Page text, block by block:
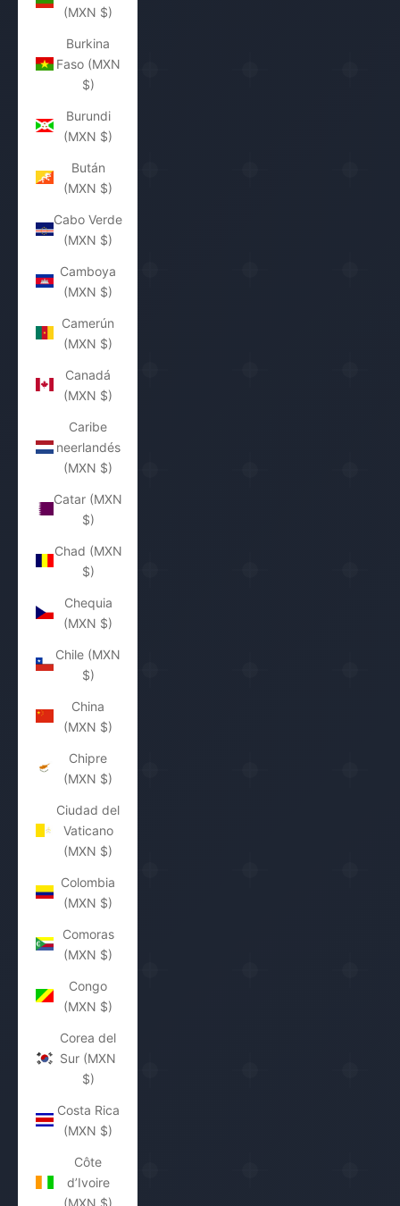
(MXN $)
Burkina
Faso (MXN
$)
Burundi
(MXN $)
Bután
(MXN $)
Cabo Verde
(MXN $)
Camboya
(MXN $)
Camerún
(MXN $)
Canadá
(MXN $)
Caribe
neerlandés
(MXN $)
Catar (MXN
$)
Chad (MXN
$)
Chequia
(MXN $)
Chile (MXN
$)
China
(MXN $)
Chipre
(MXN $)
Ciudad del
Vaticano
(MXN $)
Colombia
(MXN $)
Comoras
(MXN $)
Congo
(MXN $)
Corea del
Sur (MXN
$)
Costa Rica
(MXN $)
Côte
d’Ivoire
(MXN $)